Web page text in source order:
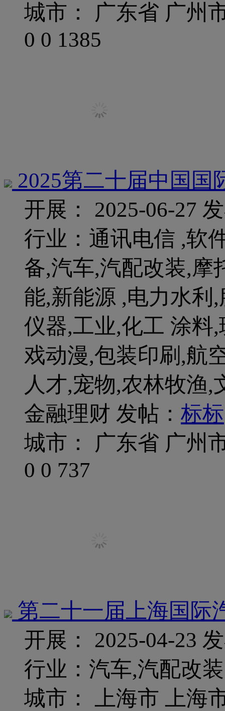
城市： 广东省 广州
0 0 1385
2025第二十届中国国
开展： 2025-06-27
行业：通讯电信 ,软
备,汽车,汽配改装,摩
能,新能源 ,电力水利
仪器,工业,化工 涂料
戏动漫,包装印刷,航
人才,宠物,农林牧渔,
金融理财 发帖： 标标
城市： 广东省 广州
0 0 737
第二十一届上海国际
开展： 2025-04-23
行业：汽车,汽配改装
城市： 上海市 上海